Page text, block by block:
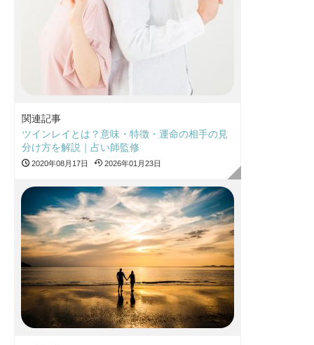
関連記事
ツインレイとは？意味・特徴・運命の相手の見
分け方を解説｜占い師監修
2020年08月17日 2026年01月23日